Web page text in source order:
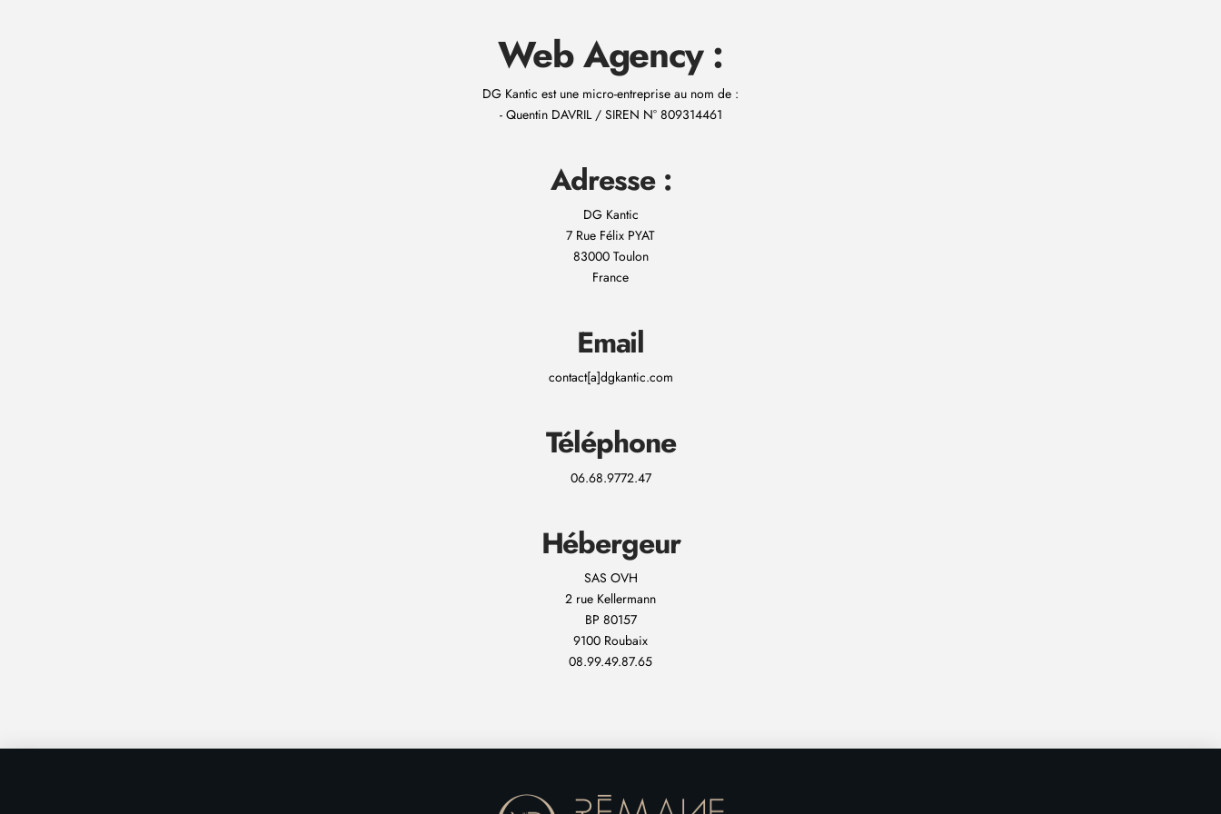
Web Agency :
DG Kantic est une micro-entreprise au nom de :
- Quentin DAVRIL / SIREN N° 809314461
Adresse :
DG Kantic
7 Rue Félix PYAT
83000 Toulon
France
Email
contact[a]dgkantic.com
Téléphone
06.68.9772.47
Hébergeur
SAS OVH
2 rue Kellermann
BP 80157
9100 Roubaix
08.99.49.87.65